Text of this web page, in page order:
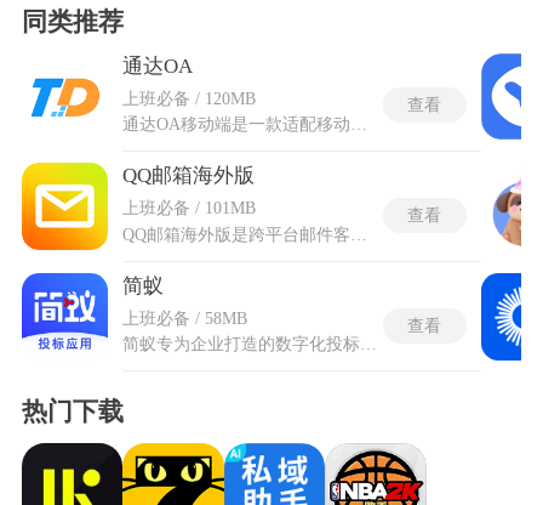
同类推荐
通达OA
上班必备 / 120MB
查看
QQ邮箱海外版
上班必备 / 101MB
查看
简蚁
上班必备 / 58MB
简蚁专为企业打造的数字化投标管理安卓软件，整合了来自超过三十家招标信息源的每日更新数据，借助收标机器人机制自动扫描并匹配用户预设的资质条件与项目偏好，将筛选后的标讯商机直接推送到终端。标书代写模块对接十年以上从业经验的制标专家，采用互联网模式完成从需求沟通到终稿交付的全链路作业。简蚁资源库还集成了保函商城与工程法务咨询端口，用户在项目履约阶段可以直接办理银行或担保机构的各类保函，同时获取合同审查与工程争议处理建议。建筑资质办理通道则提供从材料核验到申报跟进的全套代办流程，覆盖总承包与专业承包等多种资质类别。
查看
热门下载